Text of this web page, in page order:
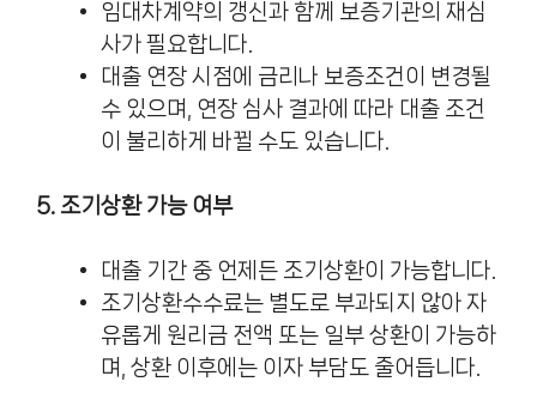
임대차계약의 갱신과 함께 보증기관의 재심
사가 필요합니다.
대출 연장 시점에 금리나 보증조건이 변경될
수 있으며, 연장 심사 결과에 따라 대출 조건
이 불리하게 바뀔 수도 있습니다.
5. 조기상환 가능 여부
대출 기간 중 언제든 조기상환이 가능합니다.
조기상환수수료는 별도로 부과되지 않아 자
유롭게 원리금 전액 또는 일부 상환이 가능하
며, 상환 이후에는 이자 부담도 줄어듭니다.